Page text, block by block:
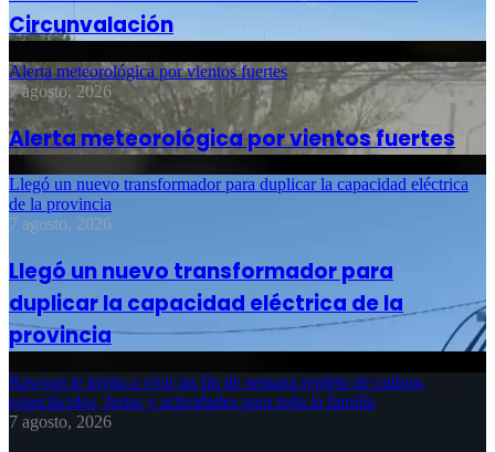
Circunvalación
Alerta meteorológica por vientos fuertes
7 agosto, 2026
Alerta meteorológica por vientos fuertes
Llegó un nuevo transformador para duplicar la capacidad eléctrica
de la provincia
7 agosto, 2026
Llegó un nuevo transformador para
duplicar la capacidad eléctrica de la
provincia
Rawson te invita a vivir un fin de semana repleto de cultura,
espectáculos, ferias y actividades para toda la familia
7 agosto, 2026